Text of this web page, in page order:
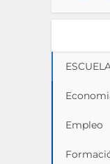
Empleo